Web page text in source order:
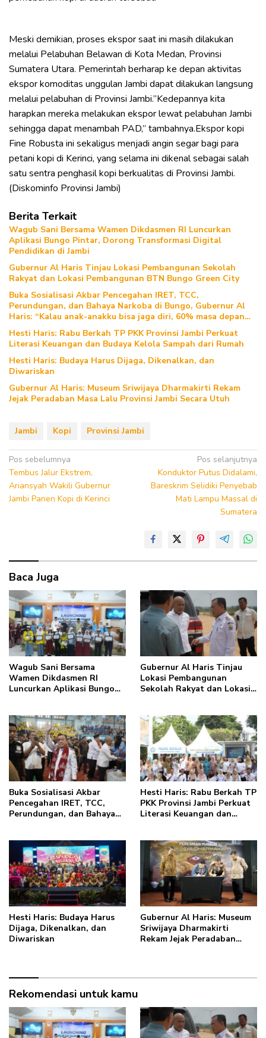
Meski demikian, proses ekspor saat ini masih dilakukan
melalui Pelabuhan Belawan di Kota Medan, Provinsi
Sumatera Utara. Pemerintah berharap ke depan aktivitas
ekspor komoditas unggulan Jambi dapat dilakukan langsung
melalui pelabuhan di Provinsi Jambi.”Kedepannya kita
harapkan mereka melakukan ekspor lewat pelabuhan Jambi
sehingga dapat menambah PAD,” tambahnya.Ekspor kopi
Fine Robusta ini sekaligus menjadi angin segar bagi para
petani kopi di Kerinci, yang selama ini dikenal sebagai salah
satu sentra penghasil kopi berkualitas di Provinsi Jambi.
(Diskominfo Provinsi Jambi)
Berita Terkait
Wagub Sani Bersama Wamen Dikdasmen RI Luncurkan
Aplikasi Bungo Pintar, Dorong Transformasi Digital
Pendidikan di Jambi
Gubernur Al Haris Tinjau Lokasi Pembangunan Sekolah
Rakyat dan Lokasi Pembangunan BTN Bungo Green City
Buka Sosialisasi Akbar Pencegahan IRET, TCC,
Perundungan, dan Bahaya Narkoba di Bungo, Gubernur Al
Haris: “Kalau anak-anakku bisa jaga diri, 60% masa depan
sudah ada di tangan”
Hesti Haris: Rabu Berkah TP PKK Provinsi Jambi Perkuat
Literasi Keuangan dan Budaya Kelola Sampah dari Rumah
Hesti Haris: Budaya Harus Dijaga, Dikenalkan, dan
Diwariskan
Gubernur Al Haris: Museum Sriwijaya Dharmakirti Rekam
Jejak Peradaban Masa Lalu Provinsi Jambi Secara Utuh
Jambi Kopi Provinsi Jambi
Navigasi
pos
Pos sebelumnya
Tembus Jalur Ekstrem,
Ariansyah Wakili Gubernur
Jambi Panen Kopi di Kerinci
Pos selanjutnya
Konduktor Putus Didalami,
Bareskrim Selidiki Penyebab
Mati Lampu Massal di
Sumatera
Baca Juga
Wagub Sani Bersama
Wamen Dikdasmen RI
Luncurkan Aplikasi Bungo
Pendidikan di Jambi
Gubernur Al Haris Tinjau
Lokasi Pembangunan
Sekolah Rakyat dan Lokasi
Buka Sosialisasi Akbar
Pencegahan IRET, TCC,
Perundungan, dan Bahaya
anakku bisa jaga diri, 60%
masa depan sudah ada di
tangan”
Hesti Haris: Rabu Berkah TP
PKK Provinsi Jambi Perkuat
Literasi Keuangan dan
Hesti Haris: Budaya Harus
Dijaga, Dikenalkan, dan
Diwariskan
Gubernur Al Haris: Museum
Sriwijaya Dharmakirti
Rekam Jejak Peradaban
Rekomendasi untuk kamu